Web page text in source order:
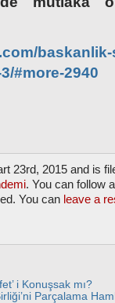
#more-2940
23rd, 2015 and is
. You can follow
You can leave a
i Konuşsak mı?
Parçalama